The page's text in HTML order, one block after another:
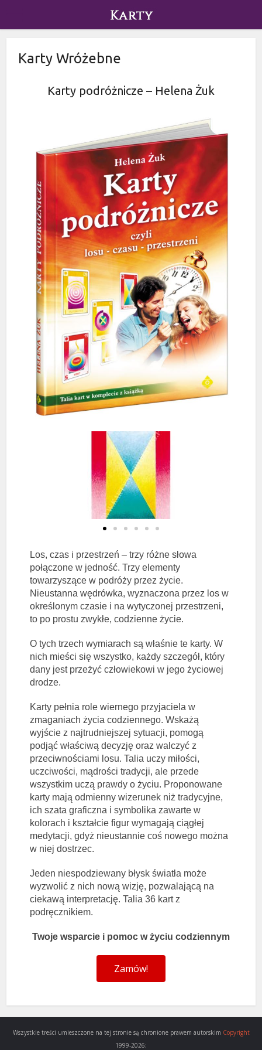
Karty Wróżebne
Karty podróżnicze – Helena Żuk
Los, czas i przestrzeń – trzy różne słowa
połączone w jedność. Trzy elementy
towarzyszące w podróży przez życie.
Nieustanna wędrówka, wyznaczona przez los w
określonym czasie i na wytyczonej przestrzeni,
to po prostu zwykłe, codzienne życie.
O tych trzech wymiarach są właśnie te karty. W
nich mieści się wszystko, każdy szczegół, który
dany jest przeżyć człowiekowi w jego życiowej
drodze.
Karty pełnia role wiernego przyjaciela w
zmaganiach życia codziennego. Wskażą
wyjście z najtrudniejszej sytuacji, pomogą
podjąć właściwą decyzję oraz walczyć z
przeciwnościami losu. Talia uczy miłości,
uczciwości, mądrości tradycji, ale przede
wszystkim uczą prawdy o życiu. Proponowane
karty mają odmienny wizerunek niż tradycyjne,
ich szata graficzna i symbolika zawarte w
kolorach i kształcie figur wymagają ciągłej
medytacji, gdyż nieustannie coś nowego można
w niej dostrzec.
Jeden niespodziewany błysk światła może
wyzwolić z nich nową wizję, pozwalającą na
ciekawą interpretację. Talia 36 kart z
podręcznikiem.
Twoje wsparcie i pomoc w życiu codziennym
Zamów!
Wszystkie treści umieszczone na tej stronie są chronione prawem autorskim Copyright
1999-2026;